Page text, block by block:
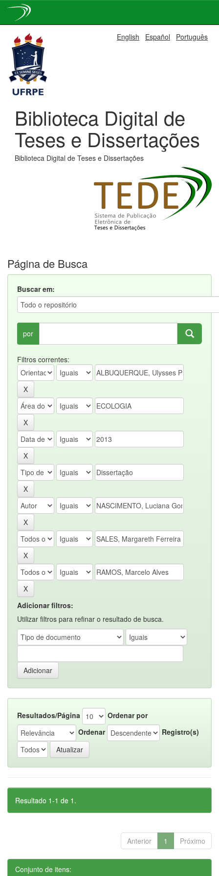
navigation
English Español Português
Biblioteca Digital de
Teses e Dissertações
Biblioteca Digital de Teses e Dissertações
Página de Busca
Buscar em:
por
Filtros correntes:
Adicionar filtros:
Utilizar filtros para refinar o resultado de busca.
Resultados/Página
Ordenar por
Ordenar
Registro(s)
Resultado 1-1 de 1.
Anterior 1 Próximo
Conjunto de itens: